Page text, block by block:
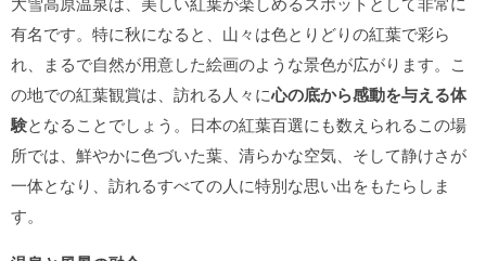
有名です。特に秋になると、山々は色とりどりの紅葉で彩ら
れ、まるで自然が用意した絵画のような景色が広がります。こ
の地での紅葉観賞は、訪れる人々に心の底から感動を与える体
験となることでしょう。日本の紅葉百選にも数えられるこの場
所では、鮮やかに色づいた葉、清らかな空気、そして静けさが
一体となり、訪れるすべての人に特別な思い出をもたらしま
す。